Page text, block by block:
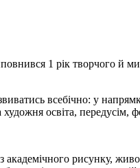
1 рік творчого й
всебічно: у
освіта, передусім,
рисунку,